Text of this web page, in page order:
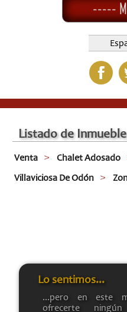
Listado de
Venta Chalet Adosado
Villaviciosa De Odón
Lo sentimos...
...pero en este
ofrecerte